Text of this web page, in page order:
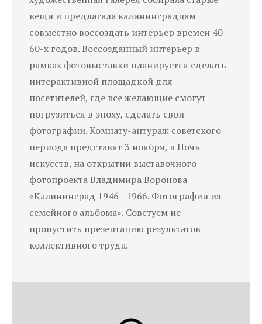
вещи и предлагала калининградцам
совместно воссоздать интерьер времен 40-
60-х годов. Воссозданный интерьер в
рамках фотовыставки планируется сделать
интерактивной площадкой для
посетителей, где все желающие смогут
погрузиться в эпоху, сделать свои
фотографии. Комнату-антураж советского
периода представят 3 ноября, в Ночь
искусств, на открытии выставочного
фотопроекта Владимира Воронова
«Калининград 1946 - 1966. Фотографии из
семейного альбома». Советуем не
пропустить презентацию результатов
коллективного труда.